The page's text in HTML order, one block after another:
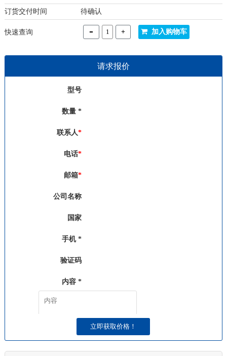
订货交付时间 待确认
快速查询 - + 加入购物车
请求报价
型号
数量 *
联系人*
电话*
邮箱*
公司名称
国家
手机 *
验证码
请发送短信收到的验证码
内容 *